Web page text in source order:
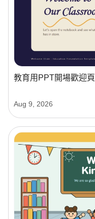
教育用PPT開場歡迎頁
Aug 9, 2026